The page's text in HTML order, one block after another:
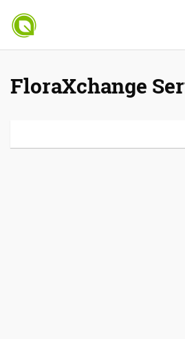
FloraXchange